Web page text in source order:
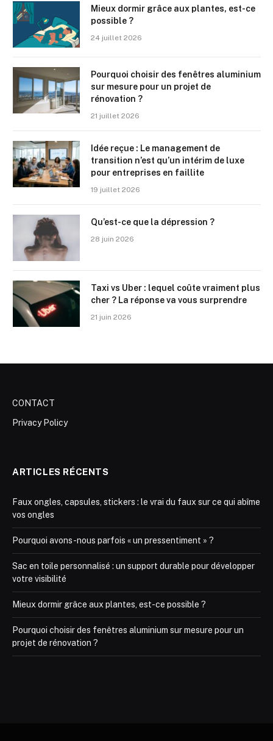
Mieux dormir grâce aux plantes, est-ce
possible ?
24 juillet 2026
Pourquoi choisir des fenêtres aluminium
sur mesure pour un projet de
rénovation ?
21 juillet 2026
Idée reçue : Le management de
transition n’est qu’un intérim de luxe
pour entreprises en faillite
19 juillet 2026
Qu’est-ce que la dépression ?
28 juin 2026
Taxi vs Uber : lequel coûte vraiment plus
cher ? La réponse va vous surprendre
21 juin 2026
CONTACT
Privacy Policy
ARTICLES RÉCENTS
Faux ongles, capsules, stickers : le vrai du faux sur ce qui abîme
vos ongles
Pourquoi avons-nous parfois « un pressentiment » ?
Sac en toile personnalisé : un support durable pour développer
votre visibilité
Mieux dormir grâce aux plantes, est-ce possible ?
Pourquoi choisir des fenêtres aluminium sur mesure pour un
projet de rénovation ?